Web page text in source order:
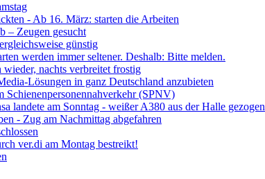
- Ab 16. März: starten die Arbeiten
– Zeugen gesucht
günstig
werden immer seltener. Deshalb: Bitte melden.
wieder, nachts verbreitet frostig
Lösungen in ganz Deutschland anzubieten
(SPNV)
am Sonntag - weißer A380 aus der Halle gezogen
- Zug am Nachmittag abgefahren
ver.di am Montag bestreikt!